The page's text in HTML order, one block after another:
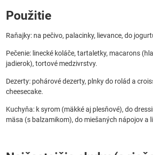
Použitie
Raňajky: na pečivo, palacinky, lievance, do
Pečenie: linecké koláče, tartaletky, macarons
jadierok), tortové medzivrstvy.
Dezerty: pohárové dezerty, plnky do rolád a
cheesecake.
Kuchyňa: k syrom (mäkké aj plesňové), do
mäsa (s balzamikom), do miešaných nápojov a